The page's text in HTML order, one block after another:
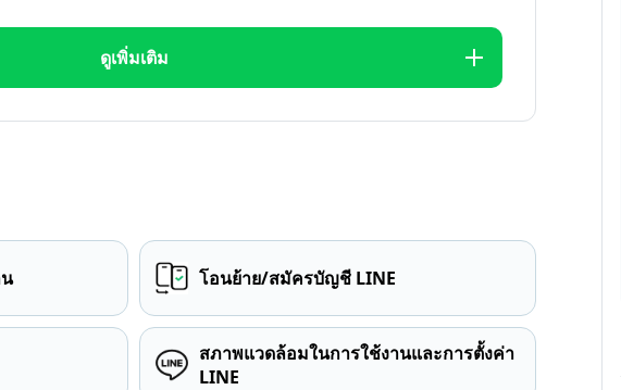
ดูเพิ่มเติม
โอนย้าย/สมัครบัญชี LINE
สภาพแวดล้อมในการใช้งานและการตั้งค่า
LINE